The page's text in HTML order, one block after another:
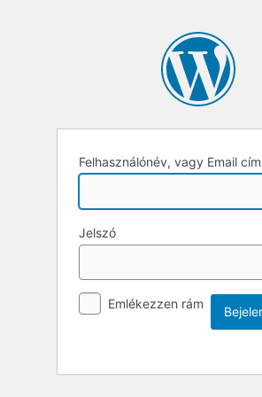
Felhasználónév, vagy Email cím
Jelszó
Emlékezzen rám